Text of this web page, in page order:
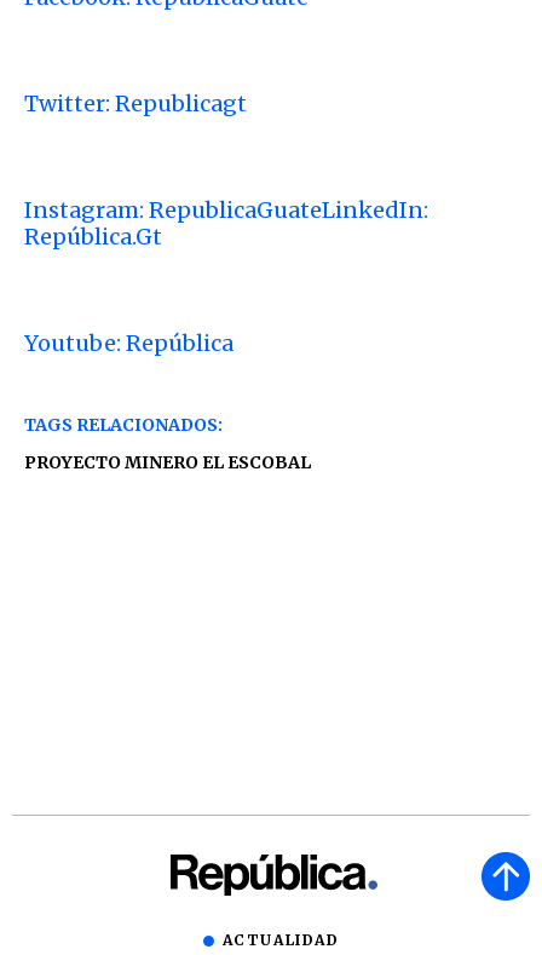
Twitter: Republicagt
Instagram: RepublicaGuateLinkedIn:
República.Gt
Youtube: República
TAGS RELACIONADOS:
PROYECTO MINERO EL ESCOBAL
ACTUALIDAD